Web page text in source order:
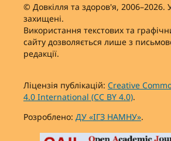
© Довкілля та здоров'я, 2006–2026.
захищені.
Використання текстових та
сайту дозволяється лише з
редакції.
Ліцензія публікацій: Creative
4.0 International (CC BY 4.0).
Розроблено: ДУ «ІГЗ НАМНУ».